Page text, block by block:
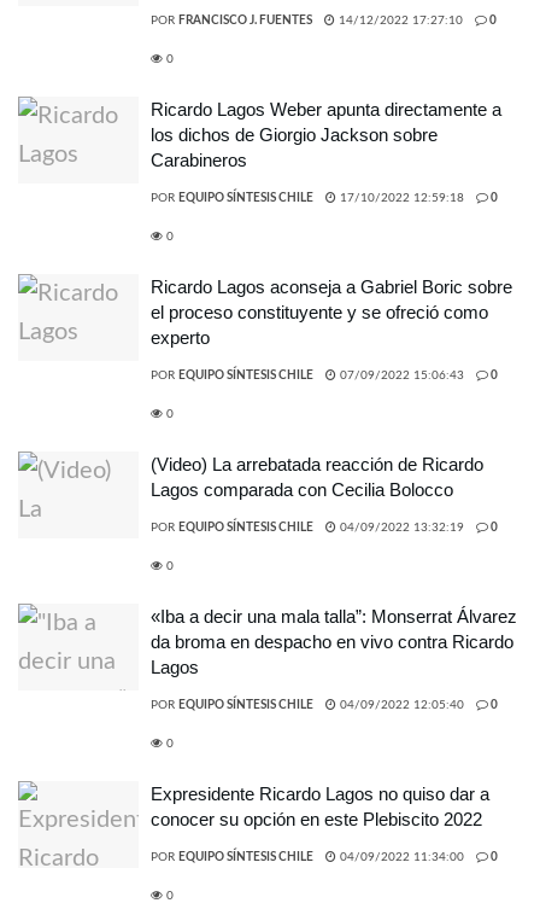
POR FRANCISCO J. FUENTES 14/12/2022 17:27:10 0
0
Ricardo Lagos Weber apunta directamente a
los dichos de Giorgio Jackson sobre
Carabineros
POR EQUIPO SÍNTESIS CHILE 17/10/2022 12:59:18 0
0
Ricardo Lagos aconseja a Gabriel Boric sobre
el proceso constituyente y se ofreció como
experto
POR EQUIPO SÍNTESIS CHILE 07/09/2022 15:06:43 0
0
(Video) La arrebatada reacción de Ricardo
Lagos comparada con Cecilia Bolocco
POR EQUIPO SÍNTESIS CHILE 04/09/2022 13:32:19 0
0
«Iba a decir una mala talla”: Monserrat Álvarez
da broma en despacho en vivo contra Ricardo
Lagos
POR EQUIPO SÍNTESIS CHILE 04/09/2022 12:05:40 0
0
Expresidente Ricardo Lagos no quiso dar a
conocer su opción en este Plebiscito 2022
POR EQUIPO SÍNTESIS CHILE 04/09/2022 11:34:00 0
0